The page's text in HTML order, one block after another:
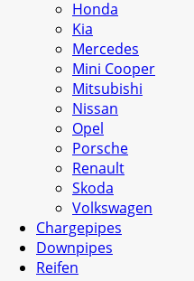
Honda
Kia
Mercedes
Mini Cooper
Mitsubishi
Nissan
Opel
Porsche
Renault
Skoda
Volkswagen
Chargepipes
Downpipes
Reifen